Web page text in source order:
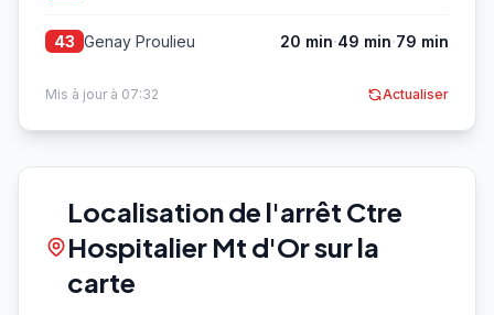
43 Genay Proulieu 20 min·49 min·79 min
Mis à jour à 07:32 Actualiser
Localisation de l'arrêt Ctre
Hospitalier Mt d'Or sur la
carte